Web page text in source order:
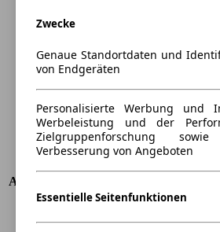
Länge
Breite
1695 mm
Radstand
Maximalgewicht
Max. Zuladung
-
Türen
3
Sitze
5
Anhängelast (ungebremst)
Anhängelast (gebremst)
1050 kg
Zwecke
Genaue Standortdaten und
von Endgeräten
Personalisierte Werbung und
Werbeleistung und der
Zielgruppenforschung
Verbesserung von Angeboten
Essentielle Seitenfunktionen